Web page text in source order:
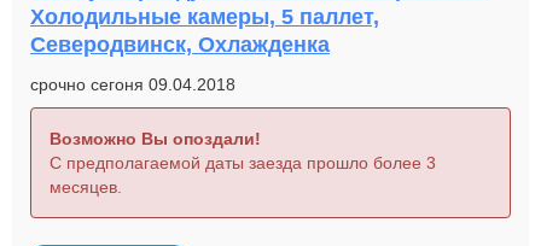
Холодильные камеры, 5 паллет,
Северодвинск, Охлажденка
срочно сегоня 09.04.2018
Возможно Вы опоздали!
С предполагаемой даты заезда прошло более 3
месяцев.